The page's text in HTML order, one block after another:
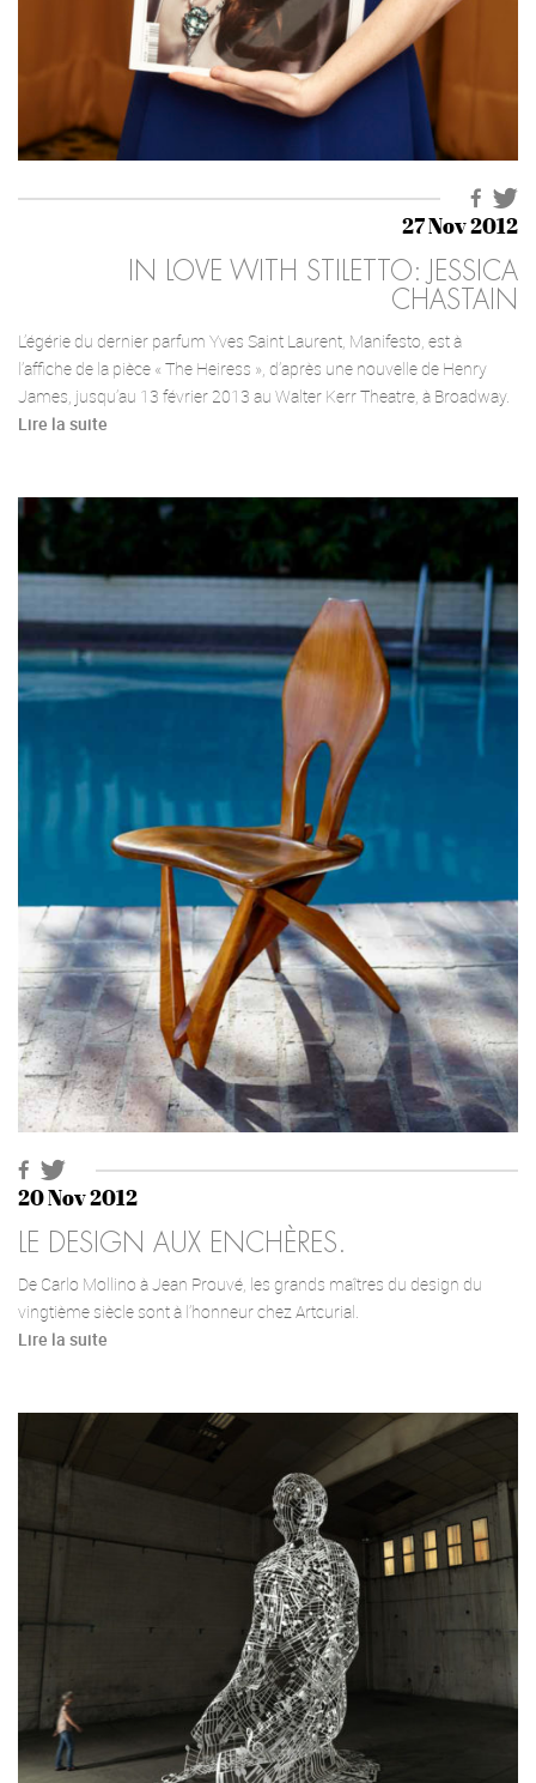
27 Nov 2012
IN LOVE WITH STILETTO: JESSICA
CHASTAIN
L’égérie du dernier parfum Yves Saint Laurent, Manifesto, est à
l’affiche de la pièce « The Heiress », d’après une nouvelle de Henry
James, jusqu’au 13 février 2013 au Walter Kerr Theatre, à Broadway.
Lire la suite
20 Nov 2012
LE DESIGN AUX ENCHÈRES.
De Carlo Mollino à Jean Prouvé, les grands maîtres du design du
vingtième siècle sont à l’honneur chez Artcurial.
Lire la suite